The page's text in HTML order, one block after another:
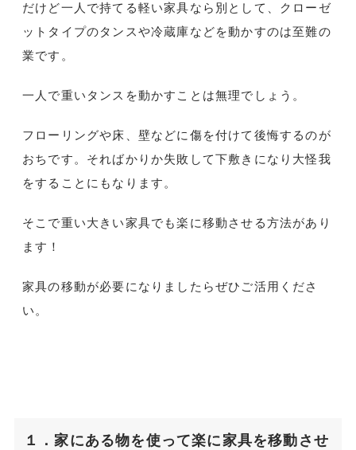
だけど一人で持てる軽い家具なら別として、クローゼ
ットタイプのタンスや冷蔵庫などを動かすのは至難の
業です。
一人で重いタンスを動かすことは無理でしょう。
フローリングや床、壁などに傷を付けて後悔するのが
おちです。そればかりか失敗して下敷きになり大怪我
をすることにもなります。
そこで重い大きい家具でも楽に移動させる方法があり
ます！
家具の移動が必要になりましたらぜひご活用くださ
い。
１．家にある物を使って楽に家具を移動させ